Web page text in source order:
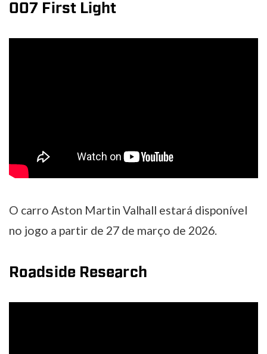
007 First Light
O carro Aston Martin Valhall estará disponível
no jogo a partir de 27 de março de 2026.
Roadside Research